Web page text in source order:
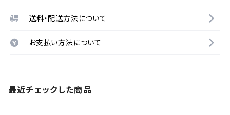
送料・配送方法について
お支払い方法について
最近チェックした商品